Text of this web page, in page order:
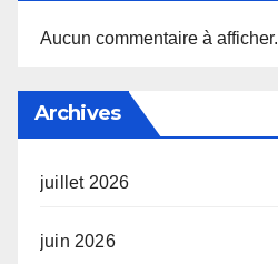
Aucun commentaire à afficher.
Archives
juillet 2026
juin 2026